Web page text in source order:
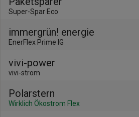
Super-Spar Eco
immergrün! energie
EnerFlex Prime IG
vivi-power
vivi-strom
Polarstern
Wirklich Ökostrom Flex